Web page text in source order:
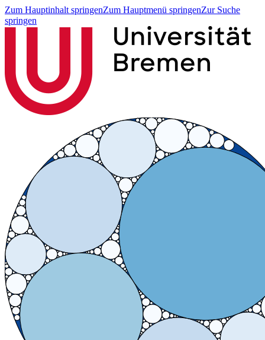
Zum Hauptinhalt springenZum Hauptmenü springenZur Suche
springen